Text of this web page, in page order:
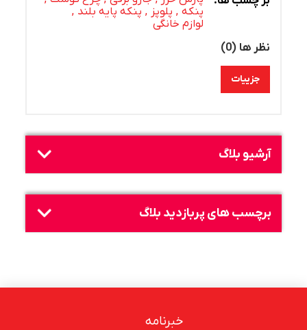
پنکه , پلوپز , پنکه پایه بلند ,
لوازم خانگی
نظر ها (0)
جزییات
آرشیو بلاگ
برچسب های پربازدید بلاگ
خبرنامه